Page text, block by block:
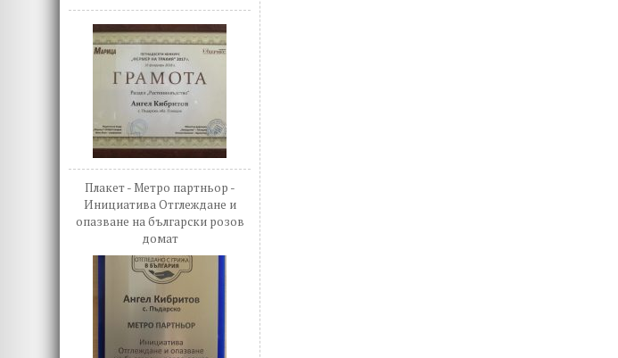
Плакет - Метро партньор -
Инициатива Отглеждане и
опазване на български розов
домат